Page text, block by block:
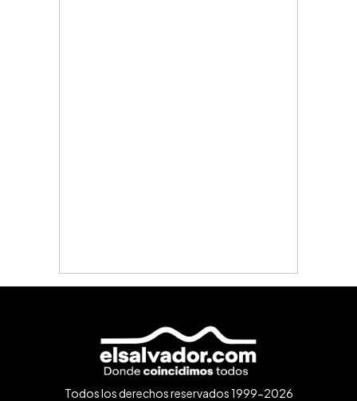
Todos los derechos reservados 1999-2026